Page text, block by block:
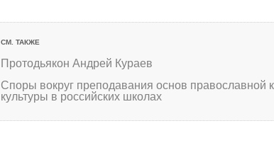
СМ. ТАКЖЕ
Протодьякон Андрей Кураев
Споры вокруг преподавания основ православной
культуры в российских школах